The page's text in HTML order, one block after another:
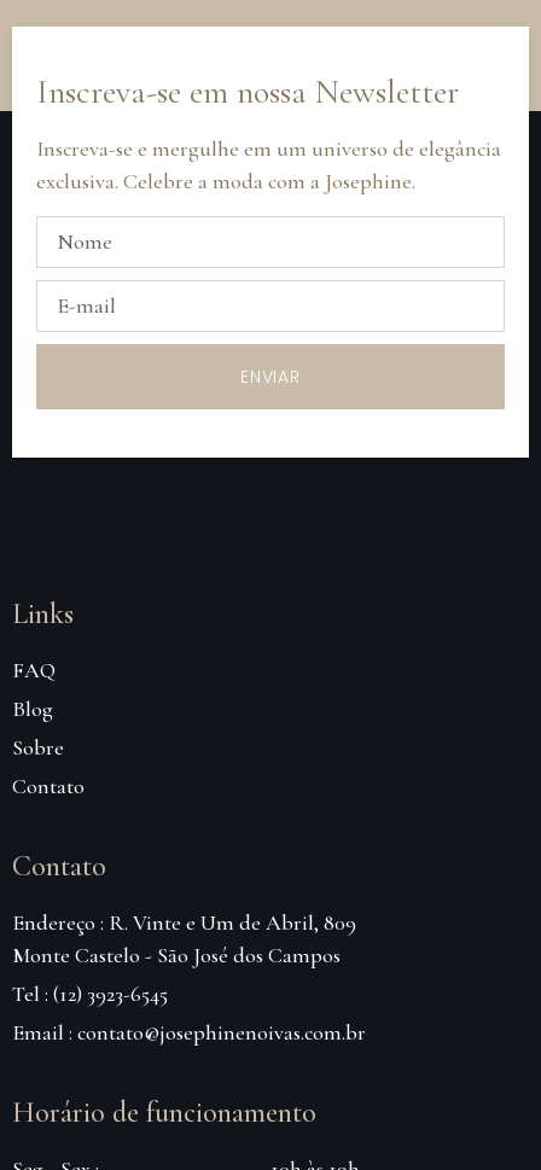
Inscreva-se em nossa Newsletter
Inscreva-se e mergulhe em um universo de elegância
exclusiva. Celebre a moda com a Josephine.
ENVIAR
Links
FAQ
Blog
Sobre
Contato
Contato
Endereço : R. Vinte e Um de Abril, 809
Monte Castelo - São José dos Campos
Tel : (12) 3923-6545
Email : contato@josephinenoivas.com.br
Horário de funcionamento